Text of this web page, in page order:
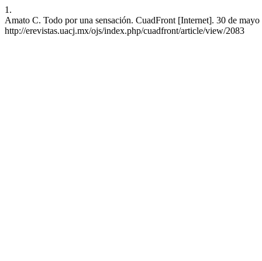
1.
Amato C. Todo por una sensación. CuadFront [Internet]. 30 de
http://erevistas.uacj.mx/ojs/index.php/cuadfront/article/view/2083